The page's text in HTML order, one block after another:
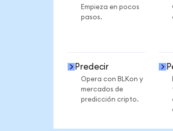
Empieza en pocos
pasos.
Predecir
Opera con BLKon y
mercados de
predicción cripto.